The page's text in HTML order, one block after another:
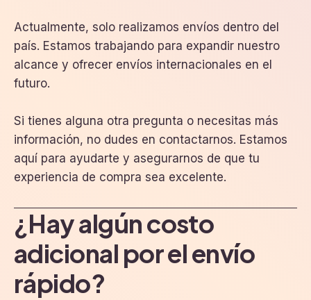
Actualmente, solo realizamos envíos dentro del
país. Estamos trabajando para expandir nuestro
alcance y ofrecer envíos internacionales en el
futuro.
Si tienes alguna otra pregunta o necesitas más
información, no dudes en contactarnos. Estamos
aquí para ayudarte y asegurarnos de que tu
experiencia de compra sea excelente.
¿Hay algún costo
adicional por el envío
rápido?